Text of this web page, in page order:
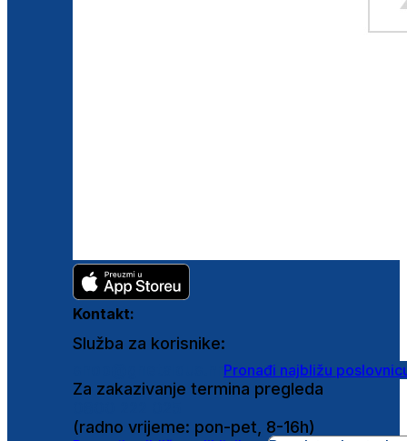
Kontakt:
Služba za korisnike:
Pronađi najbližu
Za zakazivanje termina pregleda
(radno vrijeme: pon-pet, 8-16h)